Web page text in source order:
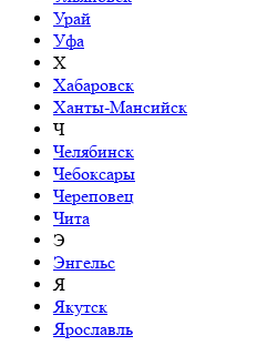
Урай
Уфа
Х
Хабаровск
Ханты-Мансийск
Ч
Челябинск
Чебоксары
Череповец
Чита
Э
Энгельс
Я
Якутск
Ярославль